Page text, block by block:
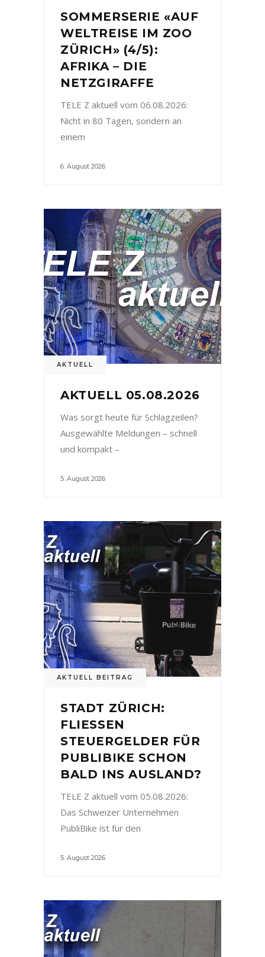
SOMMERSERIE «AUF
WELTREISE IM ZOO
ZÜRICH» (4/5):
AFRIKA – DIE
NETZGIRAFFE
TELE Z aktuell vom 06.08.2026:
Nicht in 80 Tagen, sondern an
einem
6. August 2026
AKTUELL
AKTUELL 05.08.2026
Was sorgt heute für Schlagzeilen?
Ausgewählte Meldungen – schnell
und kompakt –
5. August 2026
AKTUELL BEITRAG
STADT ZÜRICH:
FLIESSEN
STEUERGELDER FÜR
PUBLIBIKE SCHON
BALD INS AUSLAND?
TELE Z aktuell vom 05.08.2026:
Das Schweizer Unternehmen
PubliBike ist für den
5. August 2026